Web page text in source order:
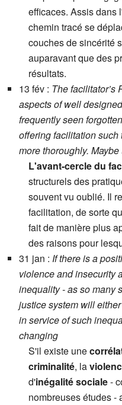
efficaces. Assis dans
chemin tracé se
couches de sincérité
auparavant que des
résultats.
13 fév : The facilitator’s
aspects of well
frequently seen
offering facilitation such
more thoroughly.
L'avant-cercle du
structurels des
souvent vu oublié. Il
facilitation, de sorte
fait de manière plus
des raisons pour
31 jan : If there is a
violence and insecurity
inequality - as so many
justice system will
in service of such
changing
S'il existe une
criminalité, la
d'inégalité sociale-
nombreuses études -